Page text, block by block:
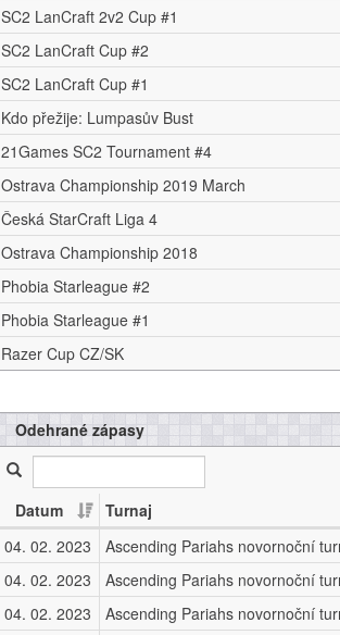
SC2 LanCraft 2v2 Cup #1
SC2 LanCraft Cup #2
SC2 LanCraft Cup #1
Kdo přežije: Lumpasův Bust
21Games SC2 Tournament #4
Ostrava Championship 2019 March
Česká StarCraft Liga 4
Ostrava Championship 2018
Phobia Starleague #2
Phobia Starleague #1
Razer Cup CZ/SK
Odehrané zápasy
Datum
Turnaj
04. 02. 2023
Ascending Pariahs novornoční
04. 02. 2023
Ascending Pariahs novornoční
04. 02. 2023
Ascending Pariahs novornoční